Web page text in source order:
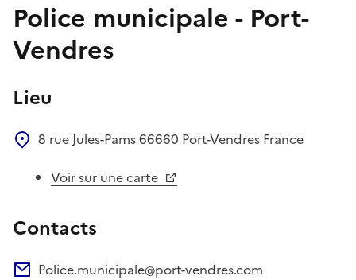
Police municipale - Port-
Vendres
Lieu
8 rue Jules-Pams66660 Port-Vendres France
Voir sur une carte
Contacts
Police.municipale@port-vendres.com